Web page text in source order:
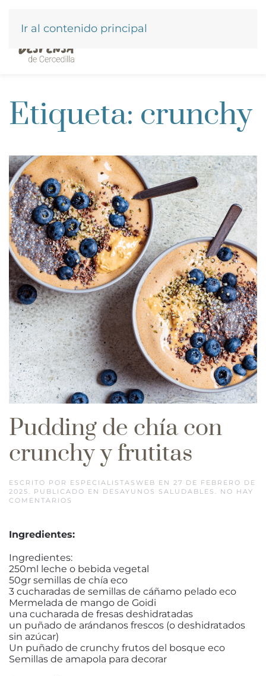
Ir al contenido principal
Etiqueta: crunchy
Pudding de chía con
crunchy y frutitas
ESCRITO POR ESPECIALISTASWEB EN 27 DE FEBRERO DE
2025 . PUBLICADO EN DESAYUNOS SALUDABLES . NO HAY
COMENTARIOS
CON
FRUTITAS
Ingredientes:
Ingredientes:
250ml leche o bebida vegetal
50gr semillas de chía eco
3 cucharadas de semillas de cáñamo pelado eco
Mermelada de mango de Goidi
una cucharada de fresas deshidratadas
un puñado de arándanos frescos (o deshidratados
sin azúcar)
Un puñado de crunchy frutos del bosque eco
Semillas de amapola para decorar